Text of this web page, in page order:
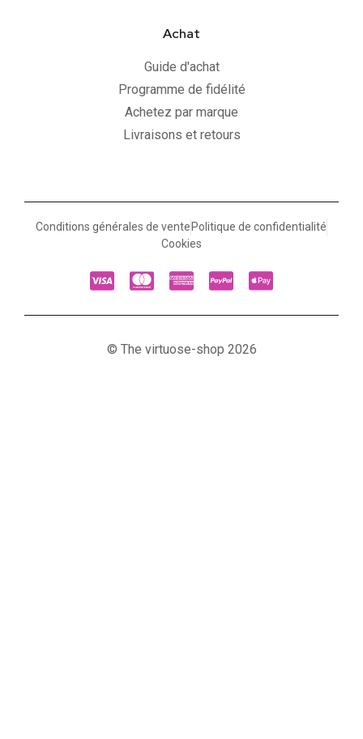
Achat
Guide d'achat
Programme de fidélité
Achetez par marque
Livraisons et retours
Conditions générales de vente Politique de confidentialité
Cookies
© The virtuose-shop 2026